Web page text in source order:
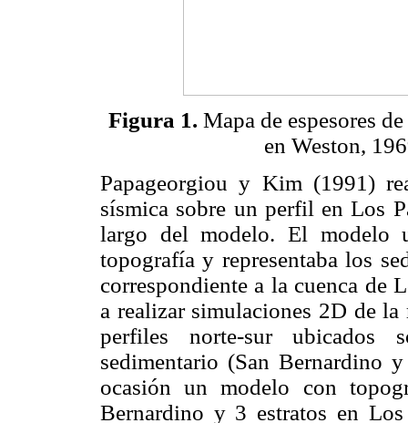
Figura 1. Mapa de espesores
en Weston,
Papageorgiou y Kim (1991)
sísmica sobre un perfil en Los
largo del modelo. El modelo
topografía y representaba los
correspondiente a la cuenca de
a realizar simulaciones 2D de la
perfiles norte-sur ubicados
sedimentario (San Bernardino
ocasión un modelo con
Bernardino y 3 estratos en